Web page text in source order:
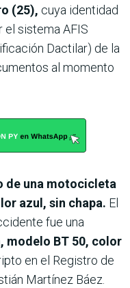
(25), cuya identidad
el sistema AFIS
Dactilar) de la
al momento
de una motocicleta
azul, sin chapa. El
fue una
modelo BT 50, color
en el Registro de
Martínez Báez.